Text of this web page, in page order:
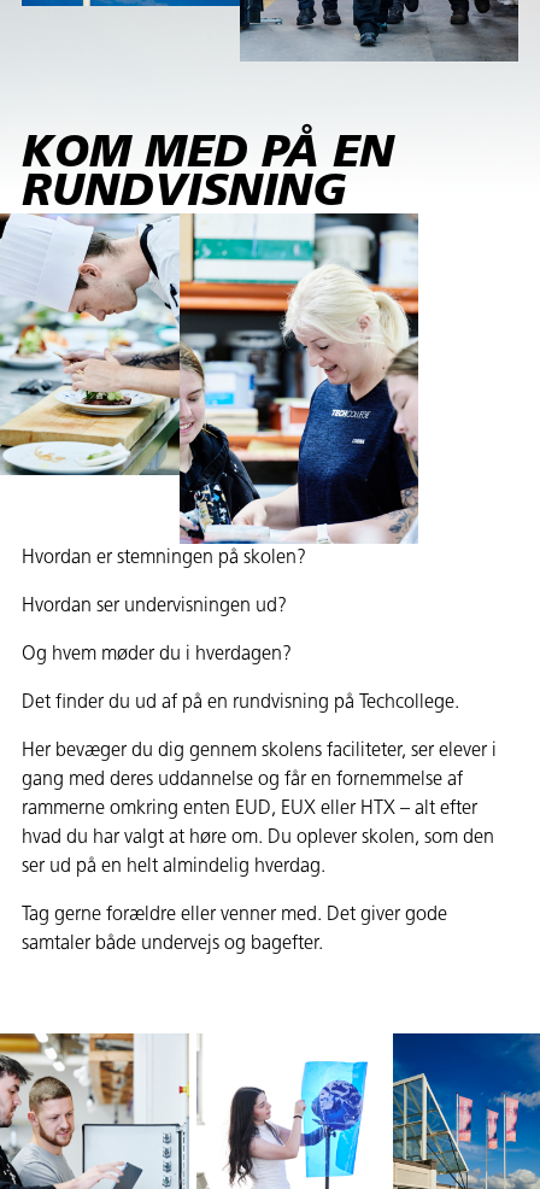
KOM MED PÅ EN
RUNDVISNING
Hvordan er stemningen på skolen?
Hvordan ser undervisningen ud?
Og hvem møder du i hverdagen?
Det finder du ud af på en rundvisning på Techcollege.
Her bevæger du dig gennem skolens faciliteter, ser elever i
gang med deres uddannelse og får en fornemmelse af
rammerne omkring enten EUD, EUX eller HTX – alt efter
hvad du har valgt at høre om. Du oplever skolen, som den
ser ud på en helt almindelig hverdag.
Tag gerne forældre eller venner med. Det giver gode
samtaler både undervejs og bagefter.